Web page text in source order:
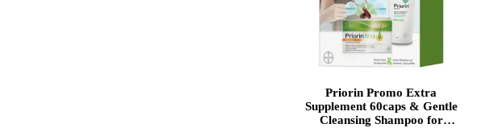
Priorin Promo Extra
Supplement 60caps & Gentle
Cleansing Shampoo for